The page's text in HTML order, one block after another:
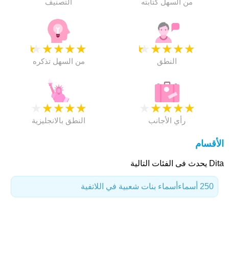
التصنيف من السهل كتابته
★
★
★
★
★
من السهل تذكره
★
★
★
★
★
النطق
★
★
★
★
النطق بالانجليزية
★
★
★
★
رأي الأجانب
الأقسام
Dita يحدث فى الفئات التالية
أسماء بنات شعبية في اللاتفية 250 أسماء